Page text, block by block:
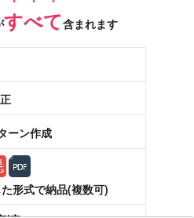
すべて含まれます
ーン作成
形式で納品(複数可)